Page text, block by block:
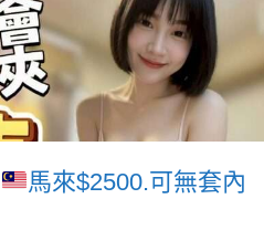
馬來$2500.可無套內